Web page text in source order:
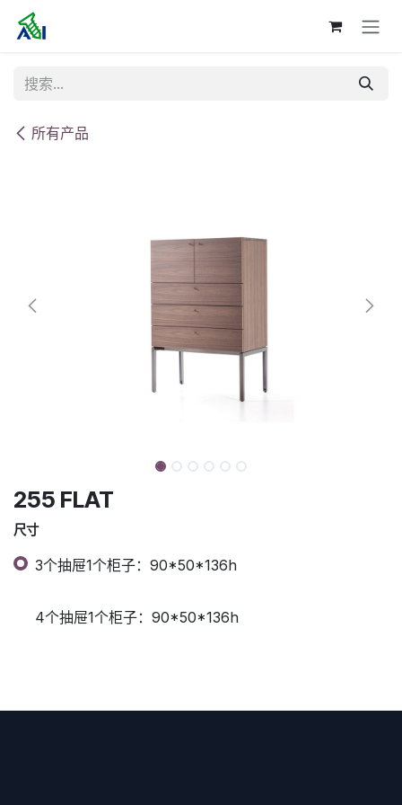
跳至内容
所有产品
255 FLAT
尺寸
3个抽屉1个柜子：90*50*136h
4个抽屉1个柜子：90*50*136h